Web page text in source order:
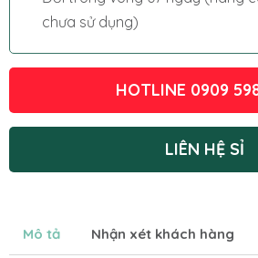
chưa sử dụng)
HOTLINE 0909
LIÊN HỆ SỈ
Mô tả Nhận xét khách hàng